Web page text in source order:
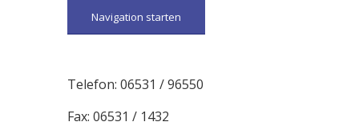
Navigation starten
Telefon: 06531 / 96550
Fax: 06531 / 1432